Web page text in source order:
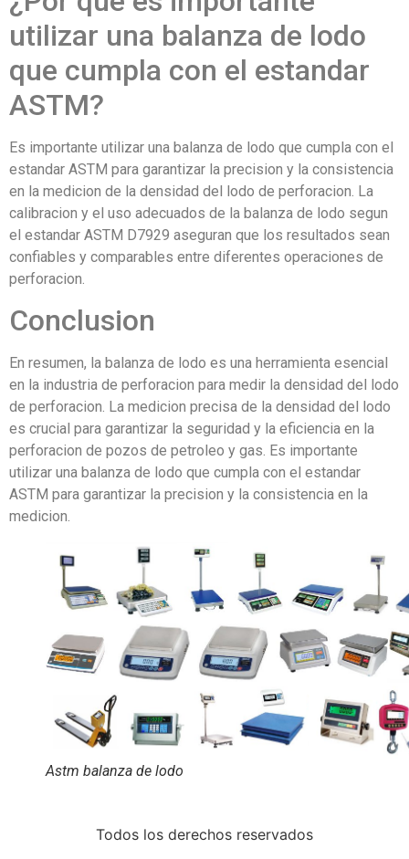
utilizar una balanza de lodo
que cumpla con el estandar
ASTM?
Es importante utilizar una balanza de lodo que cumpla con el
estandar ASTM para garantizar la precision y la consistencia
en la medicion de la densidad del lodo de perforacion. La
calibracion y el uso adecuados de la balanza de lodo segun
el estandar ASTM D7929 aseguran que los resultados sean
confiables y comparables entre diferentes operaciones de
perforacion.
Conclusion
En resumen, la balanza de lodo es una herramienta esencial
en la industria de perforacion para medir la densidad del lodo
de perforacion. La medicion precisa de la densidad del lodo
es crucial para garantizar la seguridad y la eficiencia en la
perforacion de pozos de petroleo y gas. Es importante
utilizar una balanza de lodo que cumpla con el estandar
ASTM para garantizar la precision y la consistencia en la
medicion.
Astm balanza de lodo
Todos los derechos reservados